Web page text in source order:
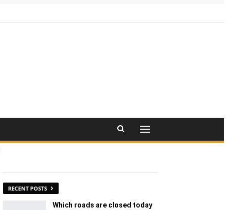
RECENT POSTS
Which roads are closed today